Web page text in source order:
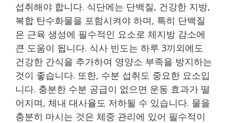
섭취해야 합니다. 식단에는 단백질, 건강한 지방,
복합 탄수화물을 포함시켜야 하며, 특히 단백질
은 근육 생성에 필수적인 요소로 체지방 감소에
큰 도움이 됩니다. 식사 빈도는 하루 3끼외에도
건강한 간식을 추가하여 영양소 부족을 방지하는
것이 좋습니다. 또한, 수분 섭취도 중요한 요소입
니다. 충분한 수분 공급이 없으면 운동 효과가 떨
어지며, 체내 대사율도 저하될 수 있습니다. 물을
충분히 마시는 것은 체중 관리에 있어 필수적이